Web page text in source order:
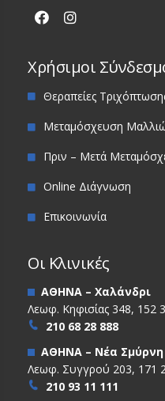
Χρήσιμοι
Θεραπείες
Μεταμόσχευση
Πριν – Μετά
Online Διάγνωση
Επικοινωνία
Οι Κλινικές
ΑΘΗΝΑ – Χαλάνδρι
Λεωφ. Κηφισίας 348, 152
210 68 28 888
ΑΘΗΝΑ – Νέα Σμύρνη
Λεωφ. Συγγρού 203, 171
210 93 11 111